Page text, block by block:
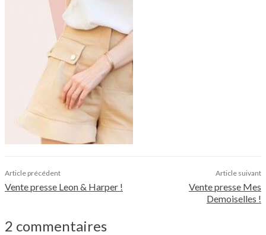
Article précédent
Vente presse Leon & Harper !
Article suivant
Vente presse Mes
Demoiselles !
2 commentaires